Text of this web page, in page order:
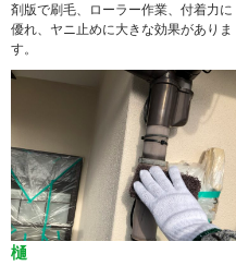
剤版で刷毛、ローラー作業、付着力に
優れ、ヤニ止めに大きな効果がありま
す。
樋